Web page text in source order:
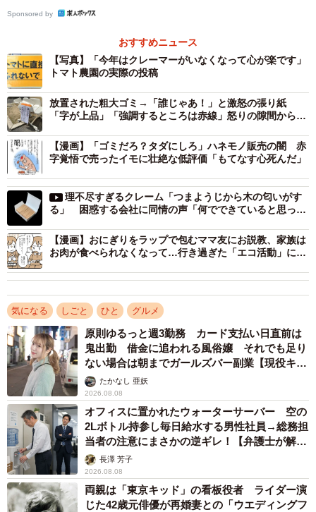
曽我さんが掲出した貼り紙（画像提供：曽我農園）
では「過剰な品定め」とは、一体どのようなことを指すの
でしょうか。「数年観察していましたが、片っ端から手に
取って揉んだあげく全く買わないという人や、乱暴に放り
投げる人、固さを調べるためか指で押す人、とりあえず全
Sponsored by
おすすめニュース
【写真】「今年はクレーマーがいなくなって心が楽です」
トマト農園の実際の投稿
放置された粗大ゴミ→「誰じゃあ！」と激怒の張り紙
「字が上品」「強調するところは赤線」怒りの隙間からあ
【漫画】「ゴミだろ？タダにしろ」ハネモノ販売の闇 赤
字覚悟で売ったイモに壮絶な低評価「もてなす心死んだ」
理不尽すぎるクレーム「つまようじから木の匂いがす
る」 困惑する会社に同情の声「何でできていると思って
【漫画】おにぎりをラップで包むママ友にお説教、家族は
お肉が食べられなくなって…行き過ぎた「エコ活動」に目
気になる しごと ひと グルメ
原則ゆるっと週3勤務 カード支払い日直前は
鬼出勤 借金に追われる風俗嬢 それでも足り
ない場合は朝までガールズバー副業【現役キャ
ストに取材】
たかなし 亜妖
2026.08.08
オフィスに置かれたウォーターサーバー 空の
2Lボトル持参し毎日給水する男性社員→総務担
当者の注意にまさかの逆ギレ！【弁護士が解
説】長澤 芳子
2026.08.08
両親は「東京キッド」の看板役者 ライダー演
じた42歳元俳優が再婚妻との「ウエディングフ